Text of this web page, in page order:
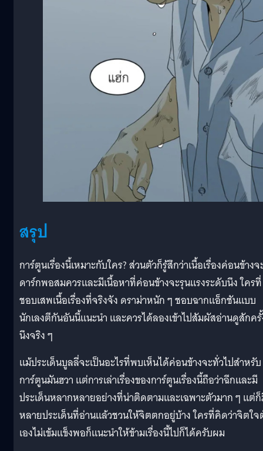
สรุป
การ์ตูนเรื่องนี้เหมาะกับใคร? ส่วนตัวก็รู้สึกว่าเนื้อเรื่องค่อนข้างจ
ดาร์กพอสมควรและมีเนื้อหาที่ค่อนข้างจะรุนแรงระดับนึง ใครที่
ชอบเสพเนื้อเรื่องที่จริงจัง ดราม่าหนัก ๆ ชอบฉากแอ็กชันแบบ
นักเลงตีกันอันนี้แนะนำ และควรได้ลองเข้าไปสัมผัสอ่านดูสักค
นึงจริง ๆ
แม้ประเด็นบูลลี่จะเป็นอะไรที่พบเห็นได้ค่อนข้างจะทั่วไปสำหรับ
การ์ตูนมันฮวา แต่การเล่าเรื่องของการ์ตูนเรื่องนี้ถือว่าฉีกและมี
ประเด็นหลากหลายอย่างที่น่าติดตามและเฉพาะตัวมาก ๆ แต่
หลายประเด็นที่อ่านแล้วชวนให้จิตตกอยู่บ้าง ใครที่คิดว่าจิตใจ
เองไม่เข้มแข็งพอก็แนะนำให้ข้ามเรื่องนี้ไปก็ได้ครับผม